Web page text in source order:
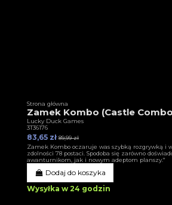
Strona główna
Zamek Kombo (Castle
Lucky Duck Games
3T36176
83,65 zł 89,99 zł
Zamek Kombo oczaruje was szybką rozgrywką i
zdolności 78 postaci. Spodoba się zarówno
awanturnikom, jak i nowym adeptom planszy."
Dodaj do koszyka
Wysyłka w 24 godzin